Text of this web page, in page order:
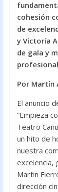
o
o
k
cohesión
de
y Victoria
de gala y
Por Martín
El anuncio
“Empieza
Teatro
un hito de
nuestra
excelencia,
Martín
dirección